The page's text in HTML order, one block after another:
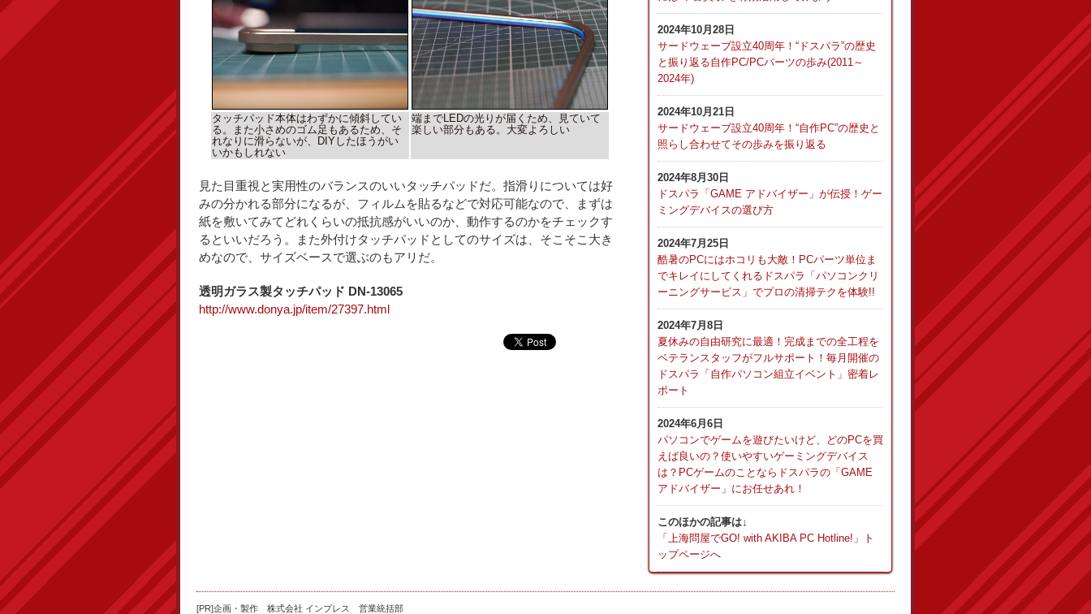
タッチパッド本体はわずかに傾斜してい
る。また小さめのゴム足もあるため、そ
れなりに滑らないが、DIYしたほうがい
いかもしれない
端までLEDの光りが届くため、見ていて
楽しい部分もある。大変よろしい
見た目重視と実用性のバランスのいいタッチパッドだ。指滑りについては好
みの分かれる部分になるが、フィルムを貼るなどで対応可能なので、まずは
紙を敷いてみてどれくらいの抵抗感がいいのか、動作するのかをチェックす
るといいだろう。また外付けタッチパッドとしてのサイズは、そこそこ大き
めなので、サイズベースで選ぶのもアリだ。
透明ガラス製タッチパッド DN-13065
http://www.donya.jp/item/27397.html
2024年10月28日
サードウェーブ設立40周年！“ドスパラ”の歴史
と振り返る自作PC/PCパーツの歩み(2011～
2024年)
2024年10月21日
サードウェーブ設立40周年！“自作PC”の歴史と
照らし合わせてその歩みを振り返る
2024年8月30日
ドスパラ「GAME アドバイザー」が伝授！ゲー
ミングデバイスの選び方
2024年7月25日
酷暑のPCにはホコリも大敵！PCパーツ単位ま
でキレイにしてくれるドスパラ「パソコンクリ
ーニングサービス」でプロの清掃テクを体験!!
2024年7月8日
夏休みの自由研究に最適！完成までの全工程を
ベテランスタッフがフルサポート！毎月開催の
ドスパラ「自作パソコン組立イベント」密着レ
ポート
2024年6月6日
パソコンでゲームを遊びたいけど、どのPCを買
えば良いの？使いやすいゲーミングデバイス
は？PCゲームのことならドスパラの「GAME
アドバイザー」にお任せあれ！
このほかの記事は↓
「上海問屋でGO! with AKIBA PC Hotline!」ト
ップページへ
[PR]企画・製作 株式会社 インプレス 営業統括部